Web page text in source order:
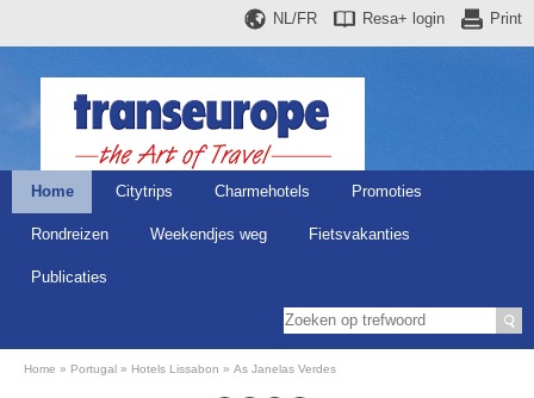
Print
Resa+ login
NL/FR
Home Citytrips Charmehotels Promoties
Rondreizen Weekendjes weg Fietsvakanties
Publicaties
Home Portugal Hotels Lissabon As Janelas Verdes